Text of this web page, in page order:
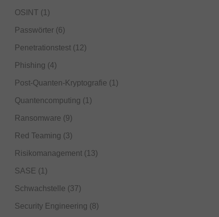
OSINT (1)
Passwörter (6)
Penetrationstest (12)
Phishing (4)
Post-Quanten-Kryptografie (1)
Quantencomputing (1)
Ransomware (9)
Red Teaming (3)
Risikomanagement (13)
SASE (1)
Schwachstelle (37)
Security Engineering (8)